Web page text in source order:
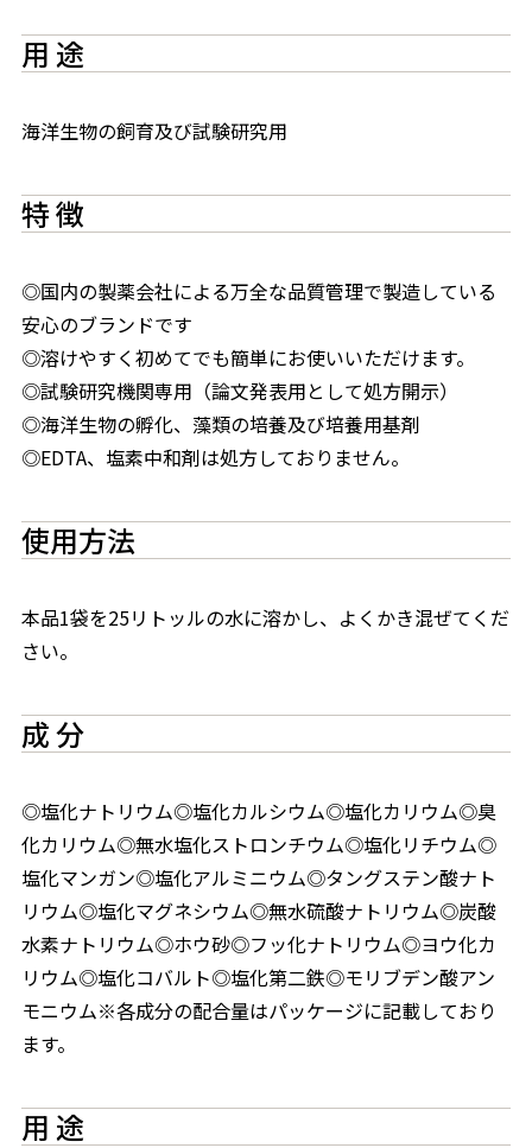
用 途
海洋生物の飼育及び試験研究用
特 徴
◎国内の製薬会社による万全な品質管理で製造している
安心のブランドです
◎溶けやすく初めてでも簡単にお使いいただけます。
◎試験研究機関専用（論文発表用として処方開示）
◎海洋生物の孵化、藻類の培養及び培養用基剤
◎EDTA、塩素中和剤は処方しておりません。
使用方法
本品1袋を25リトッルの水に溶かし、よくかき混ぜてくだ
さい。
成 分
◎塩化ナトリウム◎塩化カルシウム◎塩化カリウム◎臭
化カリウム◎無水塩化ストロンチウム◎塩化リチウム◎
塩化マンガン◎塩化アルミニウム◎タングステン酸ナト
リウム◎塩化マグネシウム◎無水硫酸ナトリウム◎炭酸
水素ナトリウム◎ホウ砂◎フッ化ナトリウム◎ヨウ化カ
リウム◎塩化コバルト◎塩化第二鉄◎モリブデン酸アン
モニウム※各成分の配合量はパッケージに記載しており
ます。
用 途